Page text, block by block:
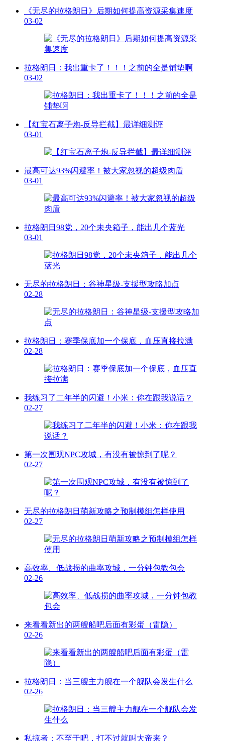
《无尽的拉格朗日》后期如何提高资源采集速度
03-02
拉格朗日：我出重卡了！！！之前的全是铺垫啊
03-02
【红宝石离子炮-反导拦截】最详细测评
03-01
最高可达93%闪避率！被大家忽视的超级肉盾
03-01
拉格朗日98党，20个未央箱子，能出几个蓝光
03-01
无尽的拉格朗日：谷神星级-支援型攻略加点
02-28
拉格朗日：赛季保底加一个保底，血压直接拉满
02-28
我练习了二年半的闪避！小米：你在跟我说话？
02-27
第一次围观NPC攻城，有没有被惊到了呢？
02-27
无尽的拉格朗日萌新攻略之预制模组怎样使用
02-27
高效率、低战损的曲率攻城，一分钟包教包会
02-26
来看看新出的两艘船吧后面有彩蛋（雷隐）
02-26
拉格朗日：当三艘主力舰在一个舰队会发生什么
02-26
私掠者：不至于吧，打不过就叫大帝来？